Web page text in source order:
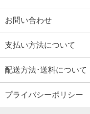
お問い合わせ
支払い方法について
配送方法･送料について
プライバシーポリシー